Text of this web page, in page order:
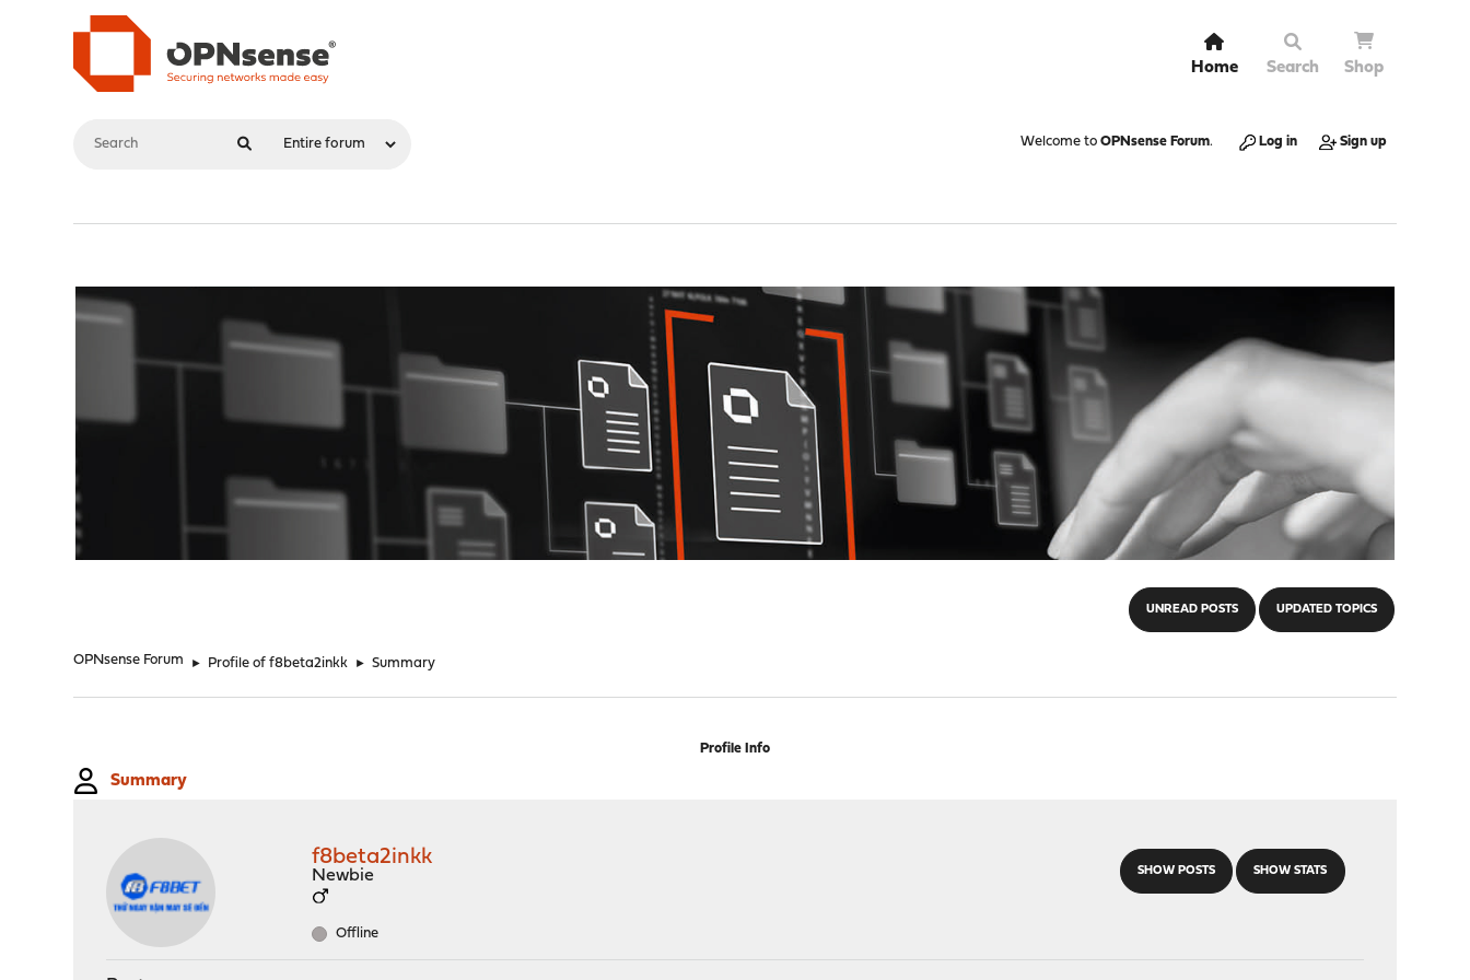
Home Search Shop
Welcome to OPNsense Forum. Log in Sign up
UNREAD POSTS UPDATED TOPICS
OPNsense Forum ► Profile of f8beta2inkk ► Summary
Profile Info
Summary
SHOW POSTS SHOW STATS
f8beta2inkk
Newbie
Offline